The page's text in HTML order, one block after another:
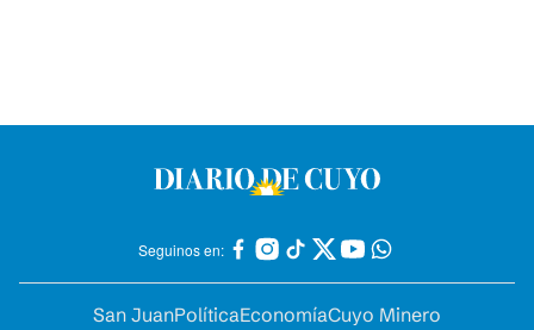
Seguinos en:
San JuanPolíticaEconomíaCuyo Minero